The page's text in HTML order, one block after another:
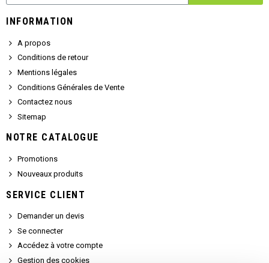
INFORMATION
A propos
Conditions de retour
Mentions légales
Conditions Générales de Vente
Contactez nous
Sitemap
NOTRE CATALOGUE
Promotions
Nouveaux produits
SERVICE CLIENT
Demander un devis
Se connecter
Accédez à votre compte
Gestion des cookies